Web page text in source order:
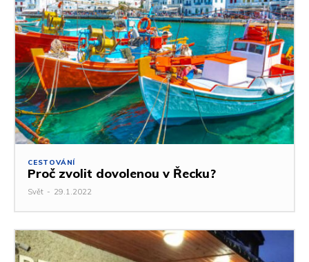
CESTOVÁNÍ
Proč zvolit dovolenou v Řecku?
Svět - 29.1.2022